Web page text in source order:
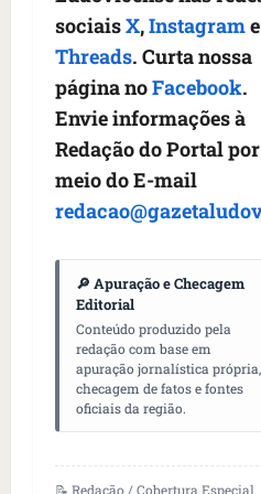
sociaisX,Instagrame
Threads. Curta nossa
página noFacebook.
Envie informações à
Redação do Portal por
meio do E-mail
🔎 Apuração e Checagem
Editorial
Conteúdo produzido pela
redação com base em
apuração jornalística própria,
checagem de fatos e fontes
oficiais da região.
📝 Redação / Cobertura Especial